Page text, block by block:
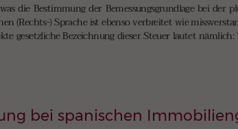
die Bestimmung der Bemessungsgrundlage bei der
(Rechts-) Sprache ist ebenso verbreitet wie
gesetzliche Bezeichnung dieser Steuer lautet
bei spanischen